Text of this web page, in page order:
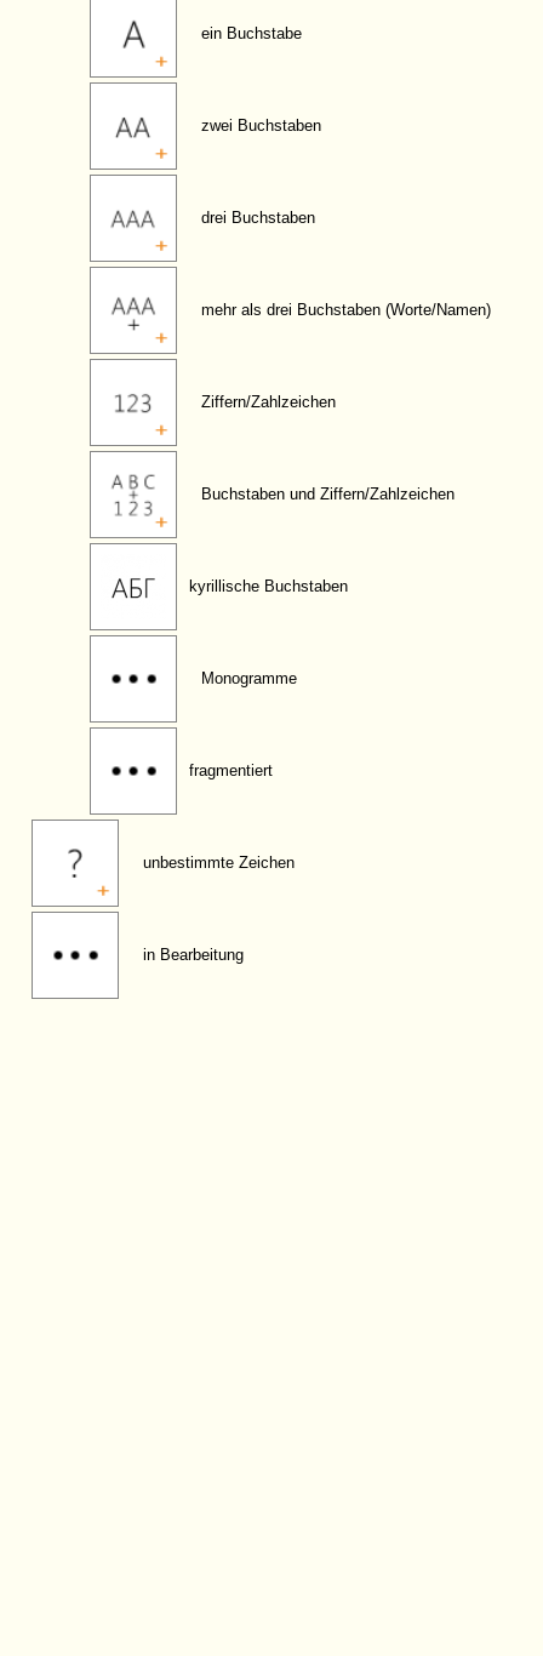
ein Buchstabe
zwei Buchstaben
drei Buchstaben
mehr als drei Buchstaben (Worte/Namen)
Ziffern/Zahlzeichen
Buchstaben und Ziffern/Zahlzeichen
kyrillische Buchstaben
Monogramme
fragmentiert
unbestimmte Zeichen
in Bearbeitung